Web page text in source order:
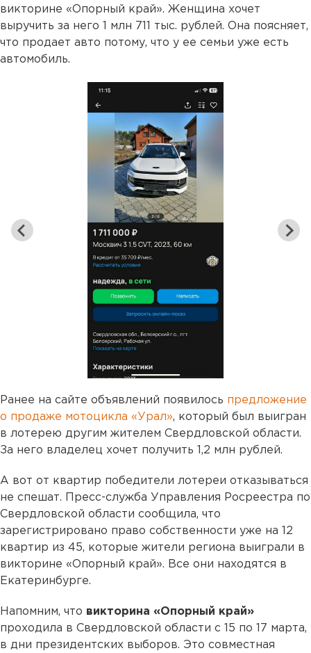
викторине «Опорный край». Женщина хочет
выручить за него 1 млн 711 тыс. рублей. Она поясняет,
что продает авто потому, что у ее семьи уже есть
автомобиль.
Ранее на сайте объявлений появилось предложение
о продаже мотоцикла «Урал», который был выигран
в лотерею другим жителем Свердловской области.
За него владелец хочет получить 1,2 млн рублей.
А вот от квартир победители лотереи отказываться
не спешат. Пресс-служба Управления Росреестра по
Свердловской области сообщила, что
зарегистрировано право собственности уже на 12
квартир из 45, которые жители региона выиграли в
викторине «Опорный край». Все они находятся в
Екатеринбурге.
Напомним, что викторина «Опорный край»
проходила в Свердловской области с 15 по 17 марта,
в дни президентских выборов. Это совместная